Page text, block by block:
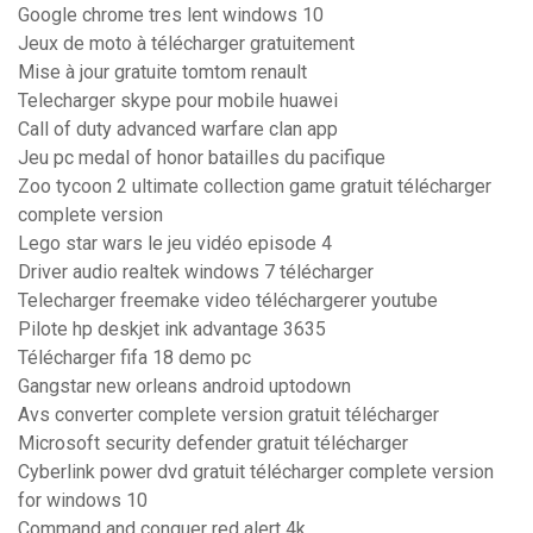
Google chrome tres lent windows 10
Jeux de moto à télécharger gratuitement
Mise à jour gratuite tomtom renault
Telecharger skype pour mobile huawei
Call of duty advanced warfare clan app
Jeu pc medal of honor batailles du pacifique
Zoo tycoon 2 ultimate collection game gratuit télécharger
complete version
Lego star wars le jeu vidéo episode 4
Driver audio realtek windows 7 télécharger
Telecharger freemake video téléchargerer youtube
Pilote hp deskjet ink advantage 3635
Télécharger fifa 18 demo pc
Gangstar new orleans android uptodown
Avs converter complete version gratuit télécharger
Microsoft security defender gratuit télécharger
Cyberlink power dvd gratuit télécharger complete version
for windows 10